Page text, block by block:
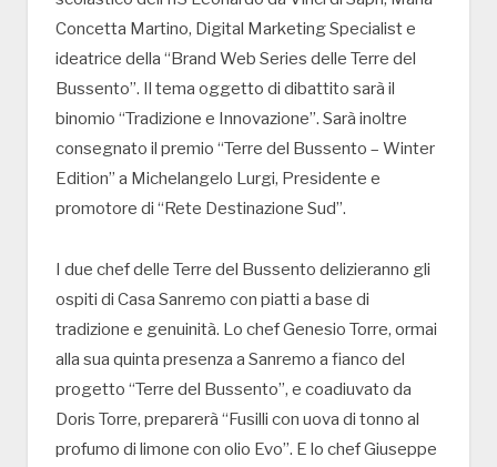
Concetta Martino, Digital Marketing Specialist e
ideatrice della “Brand Web Series delle Terre del
Bussento”. Il tema oggetto di dibattito sarà il
binomio “Tradizione e Innovazione”. Sarà inoltre
consegnato il premio “Terre del Bussento – Winter
Edition” a Michelangelo Lurgi, Presidente e
promotore di “Rete Destinazione Sud”.
I due chef delle Terre del Bussento delizieranno gli
ospiti di Casa Sanremo con piatti a base di
tradizione e genuinità. Lo chef Genesio Torre, ormai
alla sua quinta presenza a Sanremo a fianco del
progetto “Terre del Bussento”, e coadiuvato da
Doris Torre, preparerà “Fusilli con uova di tonno al
profumo di limone con olio Evo”. E lo chef Giuseppe